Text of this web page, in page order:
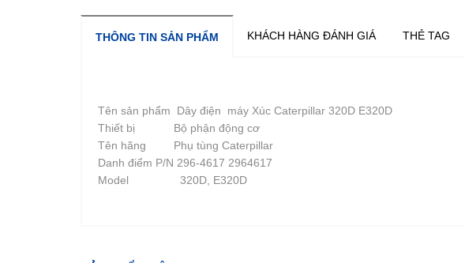
THÔNG TIN SẢN PHẨM KHÁCH HÀNG ĐÁNH GIÁ THẺ TAG
Tên sản phẩm
Dây điện máy Xúc Caterpillar 320D E320D
Thiết bị
Bộ phận động cơ
Tên hãng
Phụ tùng Caterpillar
Danh điểm P/N 296-4617 2964617
Model
320D, E320D